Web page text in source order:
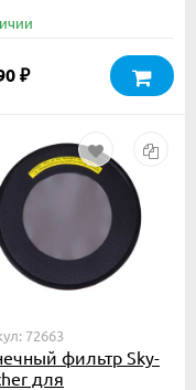
₽
72663
фильтр Sky-
для